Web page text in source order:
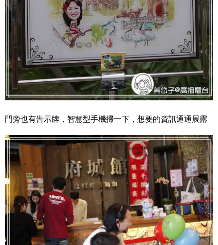
門旁也有告示牌，智慧型手機掃一下，想要的資訊通通展露